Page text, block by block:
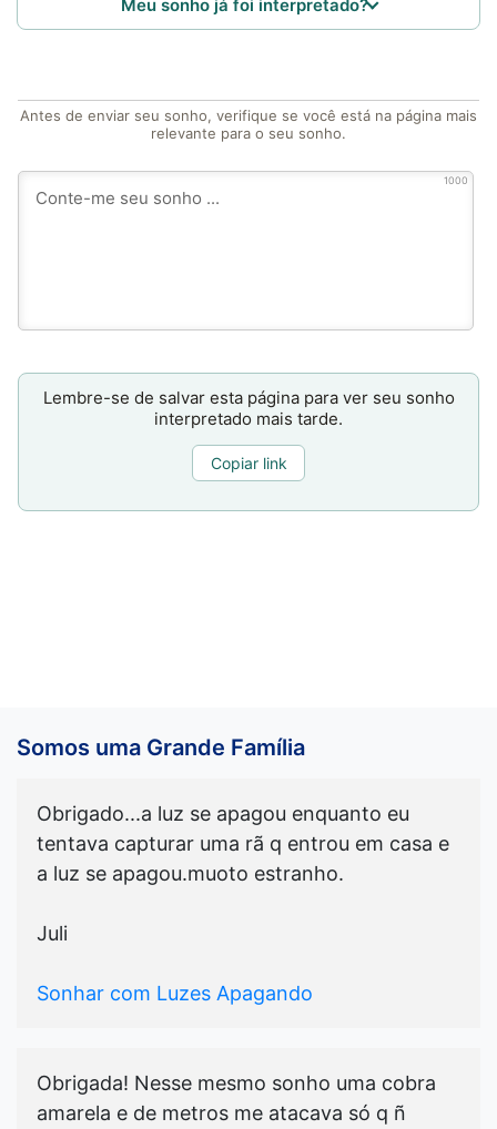
Meu sonho já foi interpretado?
Antes de enviar seu sonho, verifique se você está na página mais
relevante para o seu sonho.
1000
Lembre-se de salvar esta página para ver seu sonho
interpretado mais tarde.
Copiar link
Somos uma Grande Família
Obrigado...a luz se apagou enquanto eu
tentava capturar uma rã q entrou em casa e
a luz se apagou.muoto estranho.
Juli
Sonhar com Luzes Apagando
Obrigada! Nesse mesmo sonho uma cobra
amarela e de metros me atacava só q ñ